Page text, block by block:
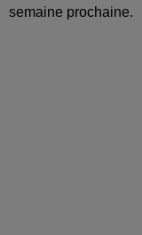
semaine prochaine.